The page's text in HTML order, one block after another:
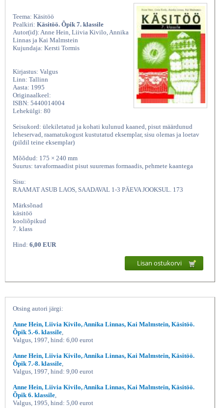
Käsitöö Õpik 7 klassile,
Teema: Käsitöö
Pealkiri: Käsitöö. Õpik 7. klassile
Autor(id): Anne Hein, Liivia Kivilo, Annika
Linnas ja Kai Malmstein
Kujundaja: Kersti Tormis
Kirjastus: Valgus
Linn: Tallinn
Aasta: 1995
Originaalkeel:
ISBN: 5440014004
Lehekülgi: 80
Seisukord: ülekiletatud ja kohati kulunud kaaned, pisut määrdunud
leheservad, raamatukogust kustutatud eksemplar, sisu olemas ja loetav
(pildil teine eksemplar)
Mõõdud: 175 × 240 mm
Suurus: tavaformaadist pisut suuremas formaadis, pehmete kaantega
Sisu:
RAAMAT ASUB LAOS, SAADAVAL 1-3 PÄEVA JOOKSUL. 173
Märksõnad
käsitöö
kooliõpikud
7. klass
Hind: 6,00 EUR
Lisan ostukorvi
Otsing autori järgi:
Anne Hein, Liivia Kivilo, Annika Linnas, Kai Malmstein, Käsitöö.
Õpik 5.-6. klassile
Valgus, 1997, hind: 6,00 eurot
Anne Hein, Liivia Kivilo, Annika Linnas, Kai Malmstein, Käsitöö.
Õpik 7.-8. klassile
Valgus, 1997, hind: 9,00 eurot
Anne Hein, Liivia Kivilo, Annika Linnas, Kai Malmstein, Käsitöö.
Õpik 6. klassile
Valgus, 1995, hind: 5,00 eurot